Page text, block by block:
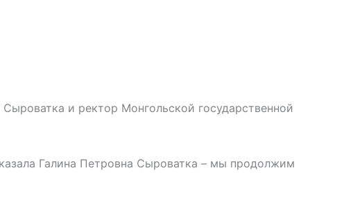
и ректор Монгольской государственной
Галина Петровна Сыроватка – мы продолжим